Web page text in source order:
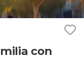
con